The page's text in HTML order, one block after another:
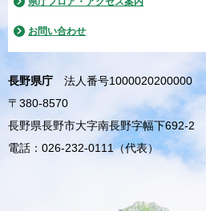
お問い合わせ
長野県庁
法人番号1000020200000
〒380-8570
長野県長野市大字南長野字幅下692-2
電話：026-232-0111（代表）